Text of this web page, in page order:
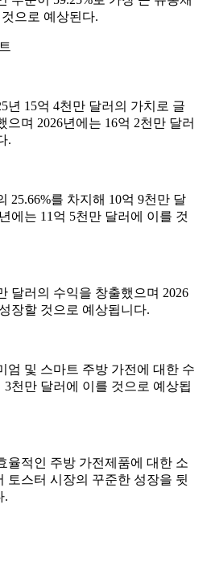
으로 예상된다.
년 15억 4천만 달러의 가치로 글
으며 2026년에는 16억 2천만 달러
.
25.66%를 차지해 10억 9천만 달
에는 11억 5천만 달러에 이를 것
달러의 수익을 창출했으며 2026
장할 것으로 예상됩니다.
엄 및 스마트 주방 가전에 대한 수
3천만 달러에 이를 것으로 예상됩
율적인 주방 가전제품에 대한 소
토스터 시장의 꾸준한 성장을 뒷
.